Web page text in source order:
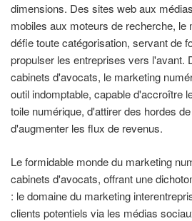
dimensions. Des sites web aux
mobiles aux moteurs de recherche, le
défie toute catégorisation, servant de
propulser les entreprises vers l'avant.
cabinets d'avocats, le marketing
outil indomptable, capable d'accroître
toile numérique, d'attirer des hordes
d'augmenter les flux de revenus.
Le formidable monde du marketing
cabinets d'avocats, offrant une
: le domaine du marketing
clients potentiels via les médias